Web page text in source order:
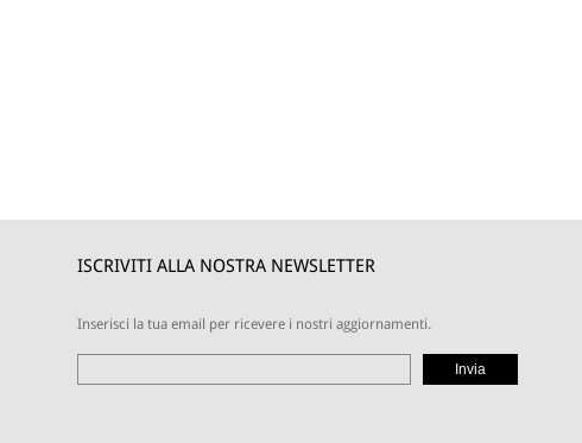
ISCRIVITI ALLA NOSTRA NEWSLETTER
Inserisci la tua email per ricevere i nostri aggiornamenti.